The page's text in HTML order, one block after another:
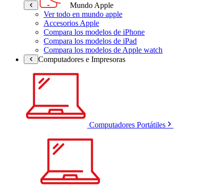
Mundo Apple
Ver todo en mundo apple
Accesorios Apple
Compara los modelos de iPhone
Compara los modelos de iPad
Compara los modelos de Apple watch
Computadores e Impresoras
Computadores Portátiles